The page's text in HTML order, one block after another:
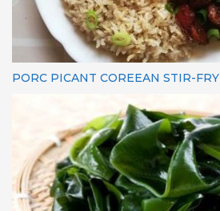
PORC PICANT COREEAN STIR-FRY